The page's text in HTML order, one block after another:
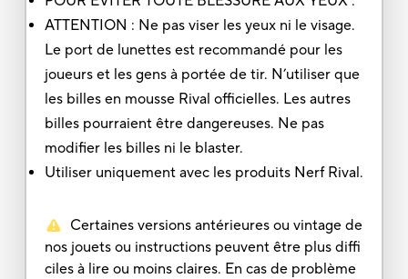
ATTENTION : Ne pas viser les yeux ni le visage.
Le port de lunettes est recommandé pour les
joueurs et les gens à portée de tir. N’utiliser que
les billes en mousse Rival officielles. Les autres
billes pourraient être dangereuses. Ne pas
modifier les billes ni le blaster.
Utiliser uniquement avec les produits Nerf Rival.
Certaines versions antérieures ou vintage de
nos jouets ou instructions peuvent être plus diffi
ciles à lire ou moins claires. En cas de problème